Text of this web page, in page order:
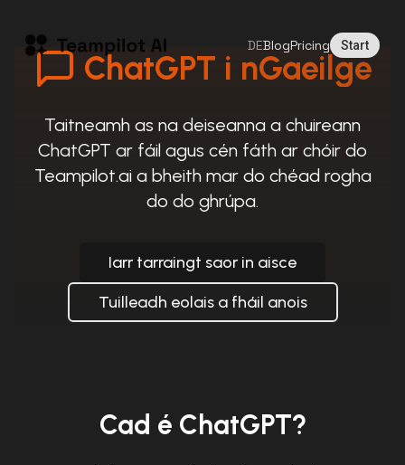
DEBlogPricing Start
ChatGPT i nGaeilge
Taitneamh as na deiseanna a chuireann
ChatGPT ar fáil agus cén fáth ar chóir do
Teampilot.ai a bheith mar do chéad rogha
do do ghrúpa.
Iarr tarraingt saor in aisce
Tuilleadh eolais a fháil anois
Cad é ChatGPT?